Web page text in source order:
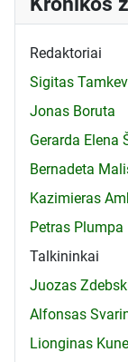
Redaktoriai
Sigitas
Jonas Boruta
Gerarda Elena
Bernadeta
Kazimieras
Petras Plumpa
Talkininkai
Juozas
Alfonsas
Lionginas